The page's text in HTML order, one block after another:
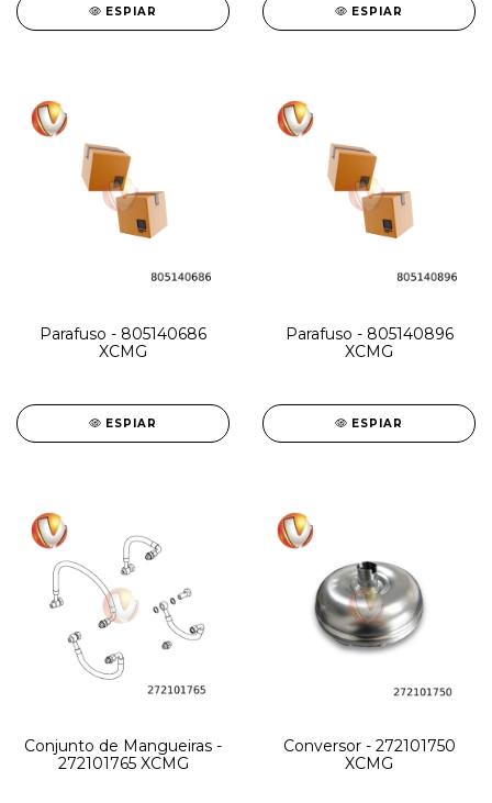
ESPIAR ESPIAR
Parafuso - 805140686
XCMG
ESPIAR
Parafuso - 805140896
XCMG
ESPIAR
Conjunto de Mangueiras -
272101765 XCMG
Conversor - 272101750
XCMG